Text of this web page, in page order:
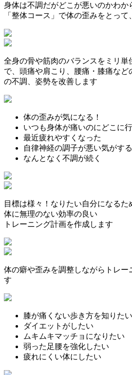
身体は不調だがどこが悪いのかわか
「整体コース」で体の歪みをとっ
全身の骨や筋肉のバランスをミリ単
で、頭痛や肩こり、腰痛・膝痛など
の不調、姿勢を改善します
体の歪みが気になる！
いつも身体が痛いのにどこに
最近疲れやすくなった
自律神経の調子が悪い気がする
なんとなく不調が続く
目標は様々！なりたい自分になるた
体に無理のない効率の良い
トレーニング計画を作成します
体の癖や歪みを調整しながらトレー
す
膝が痛くない歩き方を知りたい
ダイエットがしたい
ムキムキマッチョになりたい
弱った足腰を強化したい
疲れにくい体にしたい